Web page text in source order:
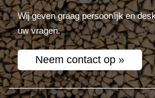
Wij geven graag persoonlijk en
uw vragen.
Neem contact op »